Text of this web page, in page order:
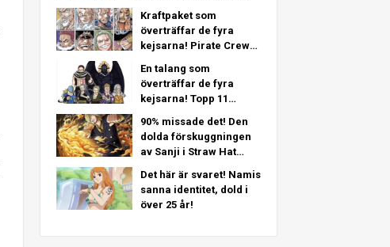
analys från det senaste
kapitlet!
Kraftpaket som
överträffar de fyra
kejsarna! Pirate Crew
placeringar TOP 11
(Från 5:e till 1:a)
En talang som
överträffar de fyra
kejsarna! Topp 11
Piratbesättning Nr 2
Karaktärer (Från 11:e
till 6:e plats)
90% missade det! Den
dolda förskuggningen
av Sanji i Straw Hat
Det här är svaret! Namis
sanna identitet, dold i
över 25 år!